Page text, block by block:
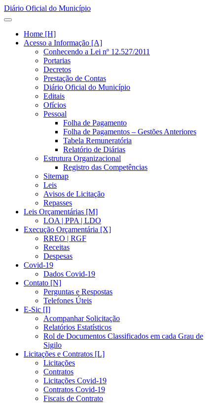
Diário Oficial do Município
Home [H]
Acesso a Informação [A]
Conhecendo a Lei nº 12.527/2011
Portarias
Decretos
Prestação de Contas
Diário Oficial do Município
Editais
Ofícios
Pessoal
Folha de Pagamento
Folha de Pagamentos – Gestões Anteriores
Tabela Remuneratória
Relatório de Diárias
Estrutura Organizacional
Registro das Competências
Sitemap
Leis
Avisos de Licitação
Repasses
Leis Orçamentárias [M]
LOA | PPA | LDO
Execução Orçamentária [X]
RREO | RGF
Receitas
Despesas
Covid-19
Dados Covid-19
Contato [N]
Perguntas e Respostas
Telefones Úteis
E-Sic [I]
Acompanhar Solicitação
Relatórios Estatísticos
Rol de Documentos Classificados em cada Grau de
Sigilo
Licitações e Contratos [L]
Licitações
Contratos
Licitações Covid-19
Contratos Covid-19
Fiscais de Contrato